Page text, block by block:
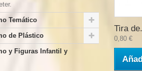
Temático
de Plástico
y Figuras Infantil y
Tira
0,80 €